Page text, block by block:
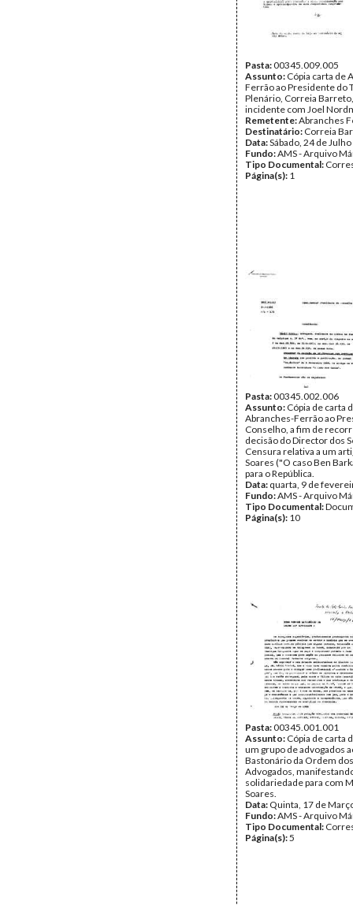
Pasta:00345.009.005
Assunto: Cópia carta de
Ferrão ao Presidente do
Plenário, Correia
incidente com Joel
Remetente:Abranches
Destinatário: Correia
Data:Sábado, 24 de
Fundo:AMS - Arquivo
Tipo Documental:
Página(s): 1
Pasta:00345.002.006
Assunto: Cópia de carta
Abranches-Ferrão ao
Conselho, a fim de
decisão do Director dos
Censura relativa a um
Soares ("O caso Ben
para o República.
Data: quarta, 9 de
Fundo:AMS - Arquivo
Tipo Documental:
Página(s): 10
Pasta:00345.001.001
Assunto: Cópia de carta
um grupo de advogados
Bastonário da Ordem dos
Advogados,
solidariedade para com
Soares.
Data: Quinta, 17 de
Fundo:AMS - Arquivo
Tipo Documental:
Página(s):5